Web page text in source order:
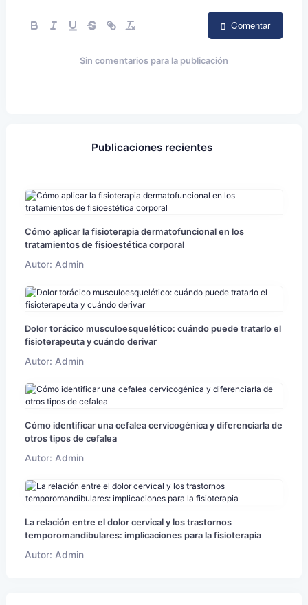
Comentar
Sin comentarios para la publicación
Publicaciones recientes
Cómo aplicar la fisioterapia dermatofuncional en los
tratamientos de fisioestética corporal
Autor: Admin
Dolor torácico musculoesquelético: cuándo puede tratarlo el
fisioterapeuta y cuándo derivar
Autor: Admin
Cómo identificar una cefalea cervicogénica y diferenciarla de
otros tipos de cefalea
Autor: Admin
La relación entre el dolor cervical y los trastornos
temporomandibulares: implicaciones para la fisioterapia
Autor: Admin